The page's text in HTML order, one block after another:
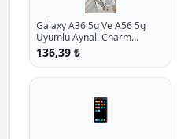
Galaxy A36 5g Ve A56 5g
Uyumlu Aynali Charm
Kelebek Oyuncakli Esnek
Silikon Kilif P - %10.9 İndirim
136,39 ₺
📱